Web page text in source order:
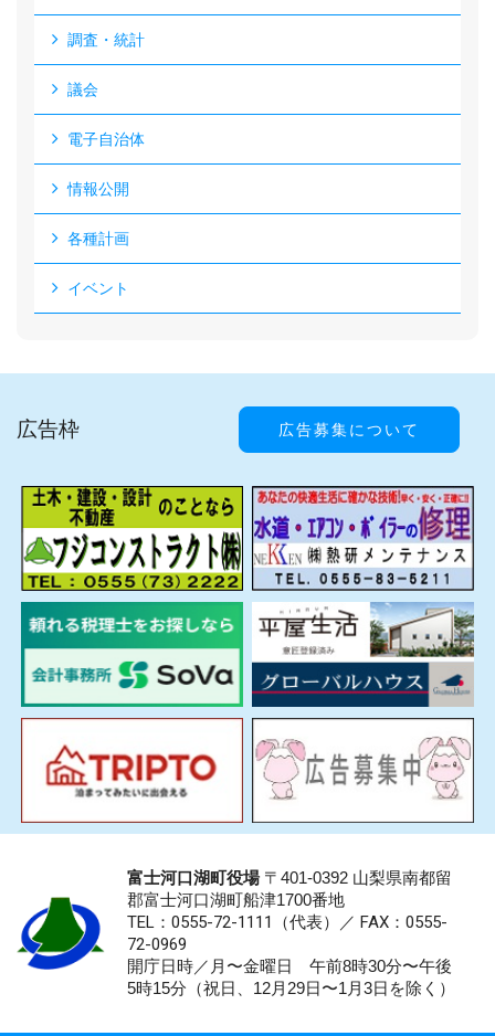
調査・統計
議会
電子自治体
情報公開
各種計画
イベント
広告枠 広告募集について
富士河口湖町役場〒401-0392 山梨県南都留
郡富士河口湖町船津1700番地
TEL：0555-72-1111 （代表）／ FAX：0555-
72-0969
開庁日時／月〜金曜日 午前8時30分〜午後
5時15分（祝日、12月29日〜1月3日を除く）